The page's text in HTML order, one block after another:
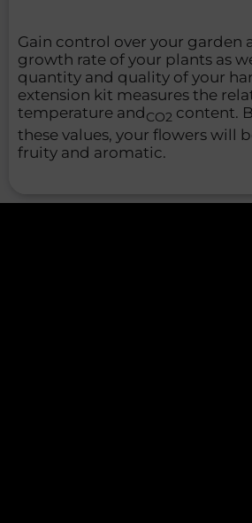
Gain control over your garden
growth rate of your plants as
quantity and quality of your
extension kit measures the
temperature andCO2 content.
these values, your flowers will
fruity and aromatic.